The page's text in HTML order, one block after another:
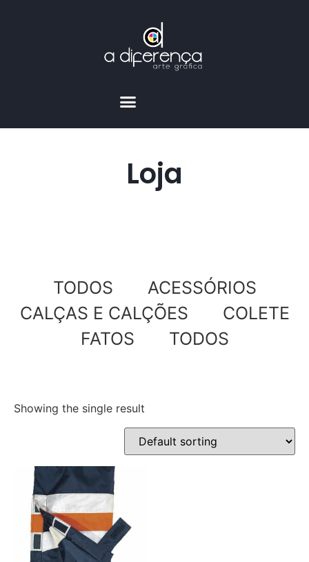
Loja
TODOS
ACESSÓRIOS
CALÇAS E CALÇÕES
COLETE
FATOS
TODOS
Showing the single result